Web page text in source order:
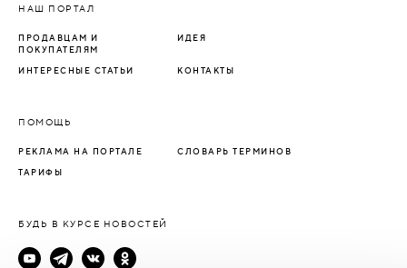
НАШ ПОРТАЛ
ПРОДАВЦАМ И
ПОКУПАТЕЛЯМ
ИДЕЯ
ИНТЕРЕСНЫЕ СТАТЬИ КОНТАКТЫ
ПОМОЩЬ
РЕКЛАМА НА ПОРТАЛЕ СЛОВАРЬ ТЕРМИНОВ
ТАРИФЫ
БУДЬ В КУРСЕ НОВОСТЕЙ